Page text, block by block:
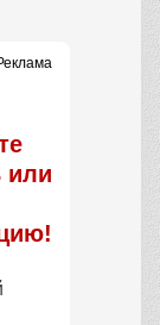
или